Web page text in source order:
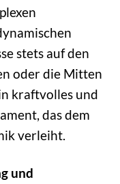
stets auf den
oder die Mitten
kraftvolles und
das dem
verleiht.
und